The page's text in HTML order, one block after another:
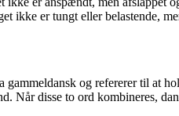
ikke er tungt eller belastende,
gammeldansk og refererer til at
Når disse to ord kombineres,